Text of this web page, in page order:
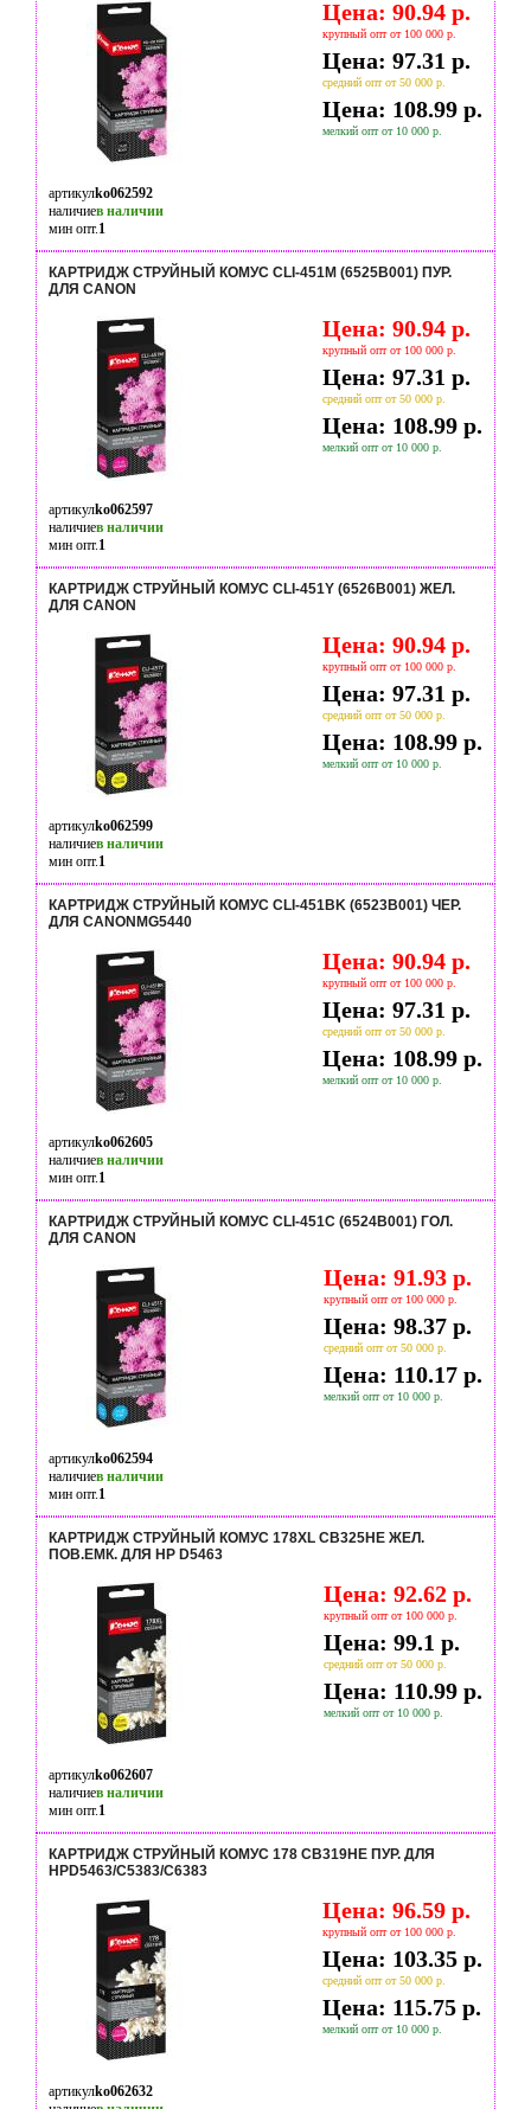
Цена: 90.94 р.
крупный опт от 100 000 р.
Цена: 97.31 р.
средний опт от 50 000 р.
Цена: 108.99 р.
мелкий опт от 10 000 р.
артикулko062592
наличиев наличии
мин опт.1
КАРТРИДЖ СТРУЙНЫЙ КОМУС CLI-451M (6525B001) ПУР.
ДЛЯ CANON
Цена: 90.94 р.
крупный опт от 100 000 р.
Цена: 97.31 р.
средний опт от 50 000 р.
Цена: 108.99 р.
мелкий опт от 10 000 р.
артикулko062597
наличиев наличии
мин опт.1
КАРТРИДЖ СТРУЙНЫЙ КОМУС CLI-451Y (6526B001) ЖЕЛ.
ДЛЯ CANON
Цена: 90.94 р.
крупный опт от 100 000 р.
Цена: 97.31 р.
средний опт от 50 000 р.
Цена: 108.99 р.
мелкий опт от 10 000 р.
артикулko062599
наличиев наличии
мин опт.1
КАРТРИДЖ СТРУЙНЫЙ КОМУС CLI-451BK (6523B001) ЧЕР.
ДЛЯ CANONMG5440
Цена: 90.94 р.
крупный опт от 100 000 р.
Цена: 97.31 р.
средний опт от 50 000 р.
Цена: 108.99 р.
мелкий опт от 10 000 р.
артикулko062605
наличиев наличии
мин опт.1
КАРТРИДЖ СТРУЙНЫЙ КОМУС CLI-451C (6524B001) ГОЛ.
ДЛЯ CANON
Цена: 91.93 р.
крупный опт от 100 000 р.
Цена: 98.37 р.
средний опт от 50 000 р.
Цена: 110.17 р.
мелкий опт от 10 000 р.
артикулko062594
наличиев наличии
мин опт.1
КАРТРИДЖ СТРУЙНЫЙ КОМУС 178XL CB325HE ЖЕЛ.
ПОВ.ЕМК. ДЛЯ HP D5463
Цена: 92.62 р.
крупный опт от 100 000 р.
Цена: 99.1 р.
средний опт от 50 000 р.
Цена: 110.99 р.
мелкий опт от 10 000 р.
артикулko062607
наличиев наличии
мин опт.1
КАРТРИДЖ СТРУЙНЫЙ КОМУС 178 CB319HE ПУР. ДЛЯ
HPD5463/С5383/С6383
Цена: 96.59 р.
крупный опт от 100 000 р.
Цена: 103.35 р.
средний опт от 50 000 р.
Цена: 115.75 р.
мелкий опт от 10 000 р.
артикулko062632